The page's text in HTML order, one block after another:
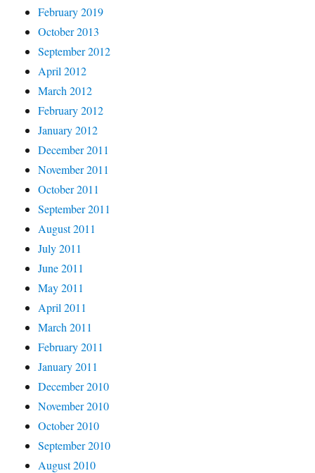
February 2019
October 2013
September 2012
April 2012
March 2012
February 2012
January 2012
December 2011
November 2011
October 2011
September 2011
August 2011
July 2011
June 2011
May 2011
April 2011
March 2011
February 2011
January 2011
December 2010
November 2010
October 2010
September 2010
August 2010